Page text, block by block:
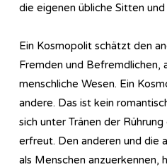
die eigenen übliche Sitten
Ein Kosmopolit schätzt den
Fremden und Befremdlichen,
menschliche Wesen. Ein
andere. Das ist kein
sich unter Tränen der
erfreut. Den anderen und die
als Menschen anzuerkennen,